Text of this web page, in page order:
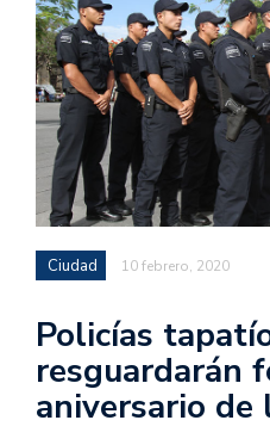
Ciudad 10 febrero, 2020
Policías
resguardarán
aniversario de